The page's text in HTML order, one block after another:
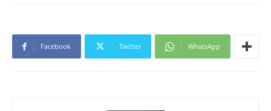
Facebook Twitter WhatsApp